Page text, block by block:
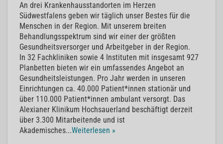
An drei Krankenhausstandorten im Herzen
Südwestfalens geben wir täglich unser Bestes für die
Menschen in der Region. Mit unserem breiten
Behandlungsspektrum sind wir einer der größten
Gesundheitsversorger und Arbeitgeber in der Region.
In 32 Fachkliniken sowie 4 Instituten mit insgesamt 927
Planbetten bieten wir ein umfassendes Angebot an
Gesundheitsleistungen. Pro Jahr werden in unseren
Einrichtungen ca. 40.000 Patient*innen stationär und
über 110.000 Patient*innen ambulant versorgt. Das
Alexianer Klinikum Hochsauerland beschäftigt derzeit
über 3.300 Mitarbeitende und ist
Akademisches...Weiterlesen »